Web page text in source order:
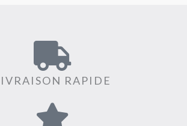
RAPIDE